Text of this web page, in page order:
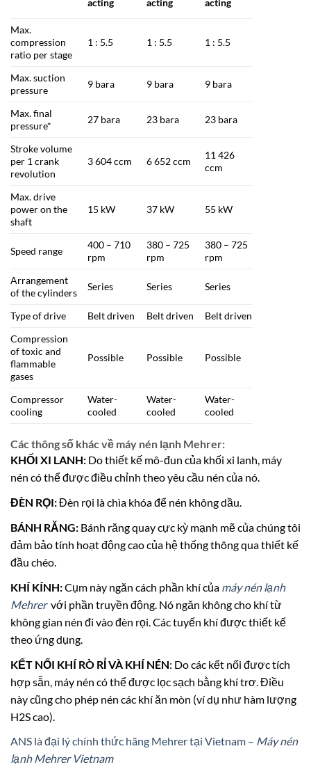
Max.
compression
ratio per stage
1 : 5.5 1 : 5.5 1 : 5.5
Max. suction
pressure
9 bara 9 bara 9 bara
Max. final
pressure*
27 bara 23 bara 23 bara
Stroke volume
per 1 crank
revolution
3 604 ccm 6 652 ccm
11 426
ccm
Max. drive
power on the
shaft
15 kW 37 kW 55 kW
Speed range
400 – 710
rpm
380 – 725
rpm
380 – 725
rpm
Arrangement
of the cylinders
Series Series Series
Type of drive Belt driven Belt driven
Belt driven
Compression
of toxic and
flammable
gases
Possible Possible Possible
Compressor
cooling
Water-
cooled
Water-
cooled
Water-
cooled
Các thông số khác về máy nén lạnh Mehrer:
KHỐI XI LANH: Do thiết kế mô-đun của khối xi lanh, máy
nén có thể được điều chỉnh theo yêu cầu nén của nó.
ĐÈN RỌI:Đèn rọi là chìa khóa để nén không dầu.
BÁNH RĂNG: Bánh răng quay cực kỳ mạnh mẽ của chúng tôi
đảm bảo tính hoạt động cao của hệ thống thông qua thiết kế
đầu chéo.
KHÍ KÍNH:Cụm này ngăn cách phần khí của máy nén lạnh
Mehrer với phần truyền động. Nó ngăn không cho khí từ
không gian nén đi vào đèn rọi. Các tuyến khí được thiết kế
theo ứng dụng.
KẾT NỐI KHÍ RÒ RỈ VÀ KHÍ NÉN: Do các kết nối được tích
hợp sẵn, máy nén có thể được lọc sạch bằng khí trơ. Điều
này cũng cho phép nén các khí ăn mòn (ví dụ như hàm lượng
H2S cao).
ANS là đại lý chính thức hãng Mehrer tại Vietnam – Máy nén
lạnh Mehrer Vietnam